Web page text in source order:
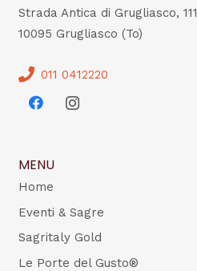
Strada Antica di Grugliasco, 111
10095 Grugliasco (To)
011 0412220
MENU
Home
Eventi & Sagre
Sagritaly Gold
Le Porte del Gusto®